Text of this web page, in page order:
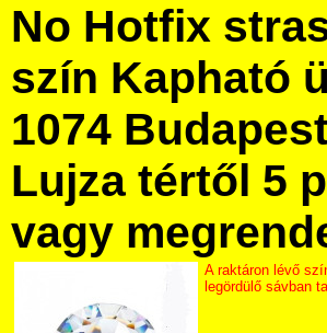
No Hotfix
szín Kapható
1074
Lujza tértől 5
vagy
A raktáron lévő
legördülő sávban